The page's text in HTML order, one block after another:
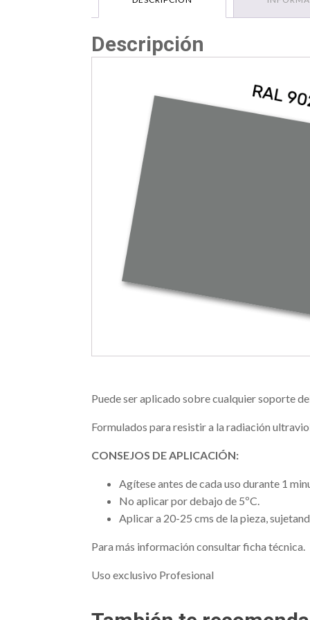
Descripción
Puede ser aplicado sobre cualquier soporte
Formulados para resistir a la radiación
CONSEJOS DE APLICACIÓN:
Agítese antes de cada uso durante 1
No aplicar por debajo de 5ºC.
Aplicar a 20-25 cms de la pieza,
Para más información consultar ficha técnica.
Uso exclusivo Profesional